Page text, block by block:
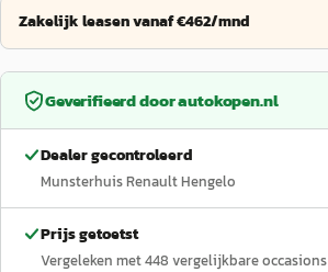
Zakelijk leasen vanaf €462/mnd
Geverifieerd doorautokopen.nl
Dealer gecontroleerd
Munsterhuis Renault Hengelo
Prijs getoetst
Vergeleken met448 vergelijkbare occasions